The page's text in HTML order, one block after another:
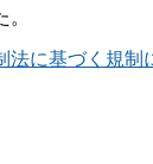
法に基づく規制